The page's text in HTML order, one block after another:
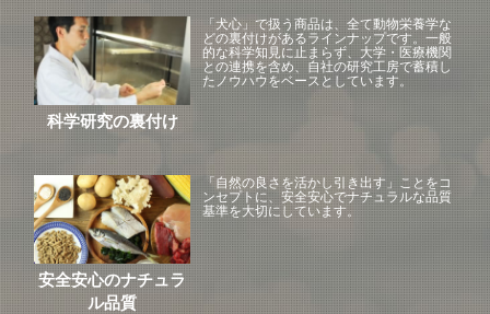
科学研究の裏付け
「犬心」で扱う商品は、全て動物栄養学な
どの裏付けがあるラインナップです。一般
的な科学知見に止まらず、大学・医療機関
との連携を含め、自社の研究工房で蓄積し
たノウハウをベースとしています。
安全安心のナチュラ
ル品質
「自然の良さを活かし引き出す」ことをコ
ンセプトに、安全安心でナチュラルな品質
基準を大切にしています。